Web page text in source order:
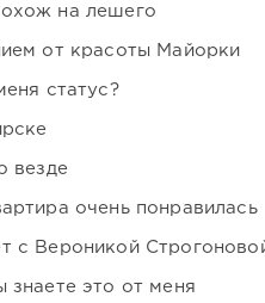
на лешего
от красоты Майорки
статус?
везде
очень понравилась
с Вероникой
знаете это от меня